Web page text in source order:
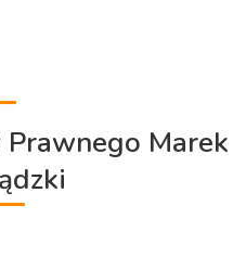
Prawnego Marek